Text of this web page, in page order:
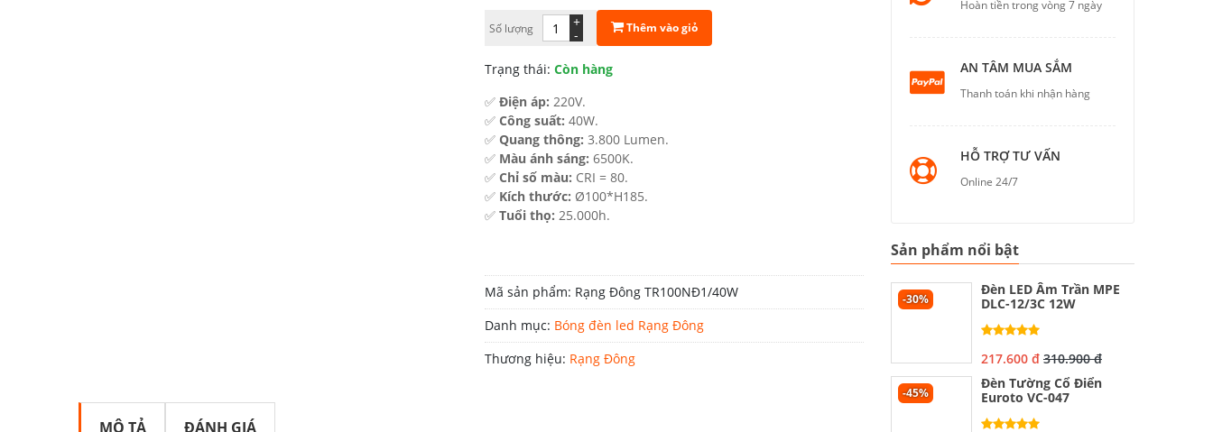
292.600 ₫.
175.000 ₫.
Số lượng -
+ Thêm vào giỏ
Trạng thái: Còn hàng
✅ Điện áp: 220V.
✅ Công suất: 40W.
✅ Quang thông: 3.800 Lumen.
✅ Màu ánh sáng: 6500K.
✅ Chỉ số màu: CRI = 80.
✅ Kích thước: Ø100*H185.
✅ Tuổi thọ: 25.000h.
Mã sản phẩm: Rạng Đông TR100NĐ1/40W
Danh mục: Bóng đèn led Rạng Đông
Thương hiệu: Rạng Đông
MÔ TẢ ĐÁNH GIÁ
Hoàn tiền trong vòng 7 ngày
AN TÂM MUA SẮM
Thanh toán khi nhận hàng
HỖ TRỢ TƯ VẤN
Online 24/7
Sản phẩm nổi bật
-30%
Đèn LED Âm Trần MPE
DLC-12/3C 12W
217.600 đ 310.900 đ
-45%
Đèn Tường Cổ Điển
Euroto VC-047